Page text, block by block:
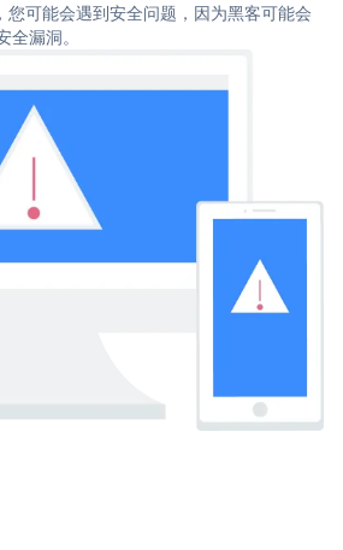
可能会遇到安全问题，因为黑客可能会
漏洞。